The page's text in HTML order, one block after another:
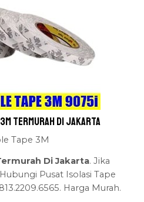
Termurah Di Jakarta
Tape 3M
Di Jakarta. Jika
Pusat Isolasi Tape
Harga Murah.